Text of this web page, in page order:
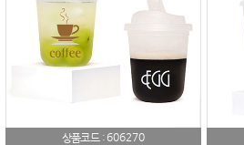
상품코드 : 606270